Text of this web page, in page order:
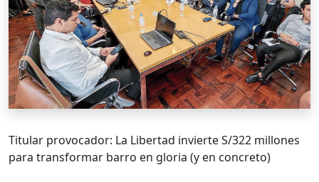
Titular provocador: La Libertad invierte S/322 millones
para transformar barro en gloria (y en concreto)